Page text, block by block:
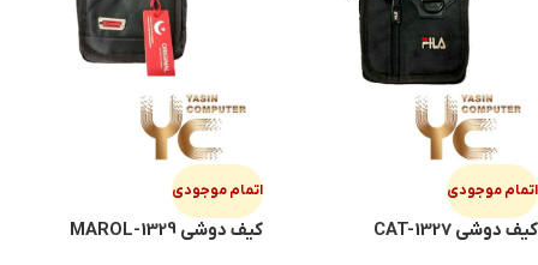
اتمام موجودی
کیف دوشی CAT-1327
اتمام موجودی
کیف دوشی MAROL-1329